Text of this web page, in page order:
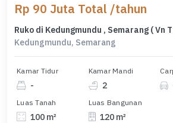
Rp 90 Juta Total /tahun
Ruko di Kedungmundu , Semarang ( Vn
Kedungmundu, Semarang
Kamar Tidur
-
Kamar Mandi
2
Luas Tanah
100 m²
Luas Bangunan
120 m²